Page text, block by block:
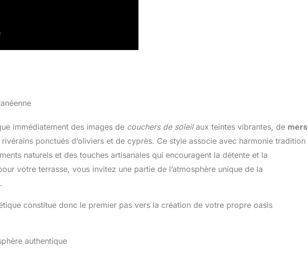
immédiatement des images de couchers de soleilaux teintes vibrantes, de mers
ponctués d’oliviers et de cyprès. Ce style associe avec harmonie tradition
naturels et des touches artisanales qui encouragent la détente et la
votre terrasse, vous invitez une partie de l’atmosphère unique de la
constitue donc le premier pas vers la création de votre propre oasis
authentique